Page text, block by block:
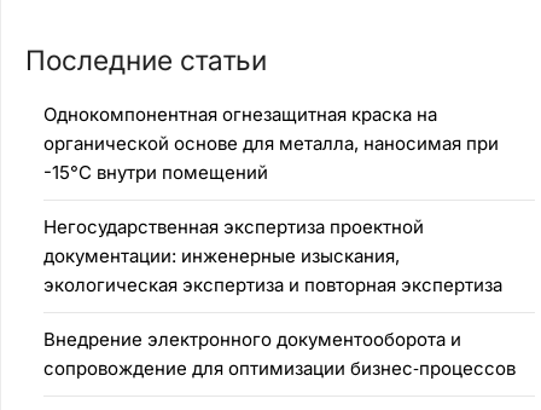
Последние статьи
Однокомпонентная огнезащитная краска на
органической основе для металла, наносимая при
-15°C внутри помещений
Негосударственная экспертиза проектной
документации: инженерные изыскания,
экологическая экспертиза и повторная экспертиза
Внедрение электронного документооборота и
сопровождение для оптимизации бизнес‑процессов